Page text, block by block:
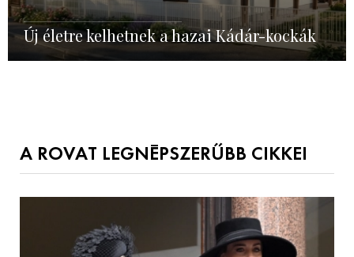
Új életre kelhetnek a hazai Kádár-kockák
A ROVAT LEGNÉPSZERŰBB CIKKEI